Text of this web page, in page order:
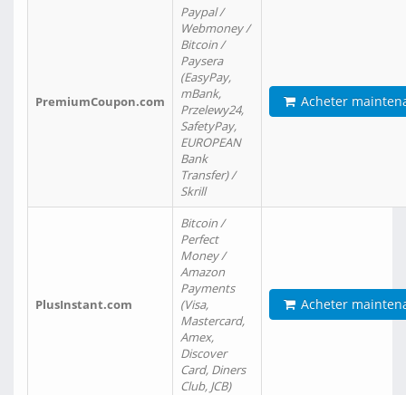
PremiumCoupon.com
Paypal /
Webmoney /
Bitcoin /
Paysera
(EasyPay,
mBank,
Przelewy24,
SafetyPay,
EUROPEAN
Bank
Transfer) /
Skrill
Acheter
PlusInstant.com
Bitcoin /
Perfect
Money /
Amazon
Payments
(Visa,
Mastercard,
Amex,
Discover
Card, Diners
Club, JCB)
Acheter